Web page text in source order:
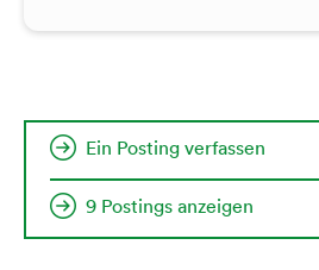
Ein Posting verfassen
9 Postings anzeigen